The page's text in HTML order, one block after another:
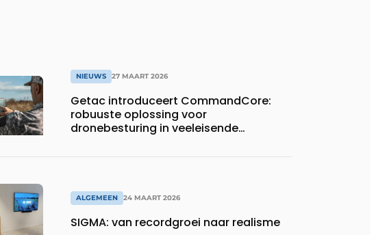
NIEUWS 27 MAART 2026
Getac introduceert CommandCore:
robuuste oplossing voor
dronebesturing in veeleisende
ALGEMEEN 24 MAART 2026
SIGMA: van recordgroei naar realisme